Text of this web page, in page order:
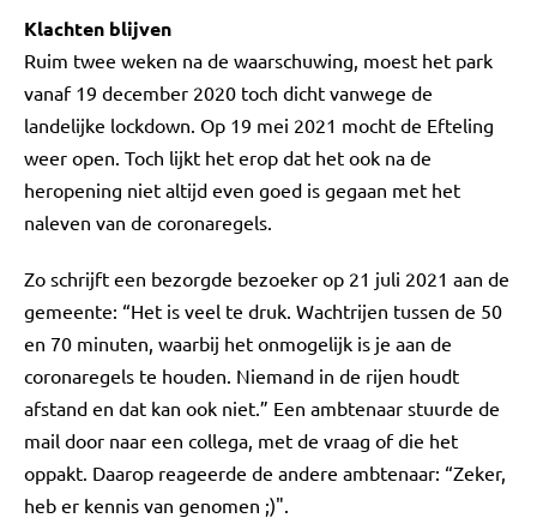
Klachten blijven
Ruim twee weken na de waarschuwing, moest het park
vanaf 19 december 2020 toch dicht vanwege de
landelijke lockdown. Op 19 mei 2021 mocht de Efteling
weer open. Toch lijkt het erop dat het ook na de
heropening niet altijd even goed is gegaan met het
naleven van de coronaregels.
Zo schrijft een bezorgde bezoeker op 21 juli 2021 aan de
gemeente: “Het is veel te druk. Wachtrijen tussen de 50
en 70 minuten, waarbij het onmogelijk is je aan de
coronaregels te houden. Niemand in de rijen houdt
afstand en dat kan ook niet.” Een ambtenaar stuurde de
mail door naar een collega, met de vraag of die het
oppakt. Daarop reageerde de andere ambtenaar: “Zeker,
heb er kennis van genomen ;)".